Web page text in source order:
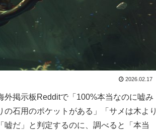
2026.02.17
掲示板Redditで「100%本当なのに嘘み
石用のポケットがある」「サメは木より
だ」と判定するのに、調べると「本当